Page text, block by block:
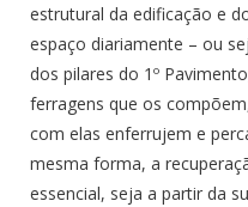
estrutural da edificação e
espaço diariamente – ou
dos pilares do 1º
ferragens que os
com elas enferrujem e
mesma forma, a
essencial, seja a partir da